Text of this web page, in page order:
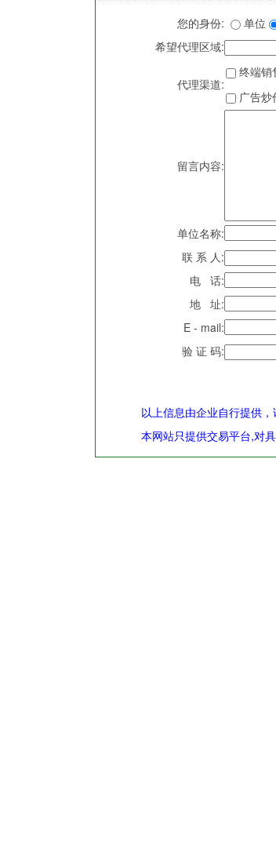
您的身份: 单位
希望代理区域:
代理渠道:
终端销
广告炒
留言内容:
单位名称:
联 系 人:
电 话:
地 址:
E - mail:
验 证 码:
以上信息由企业自行提供
本网站只提供交易平台,对